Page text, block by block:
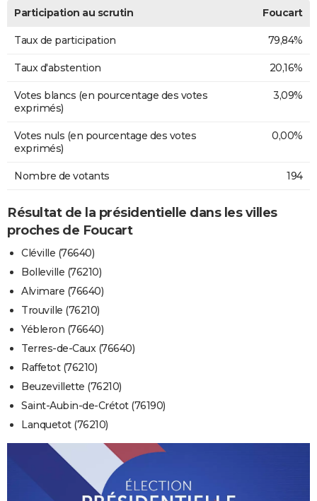
Participation au scrutin Foucart
Taux de participation 79,84%
Taux d'abstention 20,16%
Votes blancs (en pourcentage des votes
exprimés)
3,09%
Votes nuls (en pourcentage des votes
exprimés)
0,00%
Nombre de votants 194
Résultat de la présidentielle dans les villes
proches de Foucart
Cléville (76640)
Bolleville (76210)
Alvimare (76640)
Trouville (76210)
Yébleron (76640)
Terres-de-Caux (76640)
Raffetot (76210)
Beuzevillette (76210)
Saint-Aubin-de-Crétot (76190)
Lanquetot (76210)